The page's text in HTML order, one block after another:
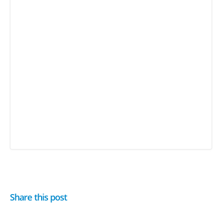
Share this post